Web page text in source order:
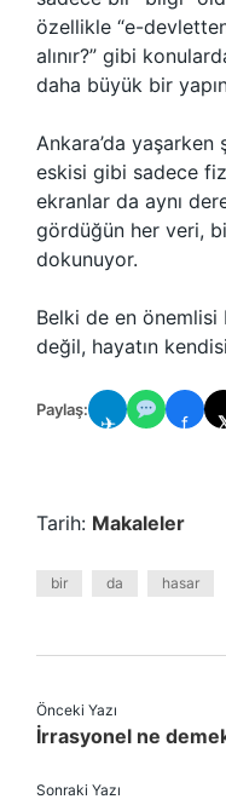
özellikle “e-
alınır?” gibi
daha büyük bir
Ankara’da
eskisi gibi sadece
ekranlar da aynı
gördüğün her veri,
dokunuyor.
Belki de en önemlisi
değil, hayatın
Paylaş:
✈ f
Tarih: Makaleler
bir da hasar
Önceki Yazı
İrrasyonel ne
Sonraki Yazı